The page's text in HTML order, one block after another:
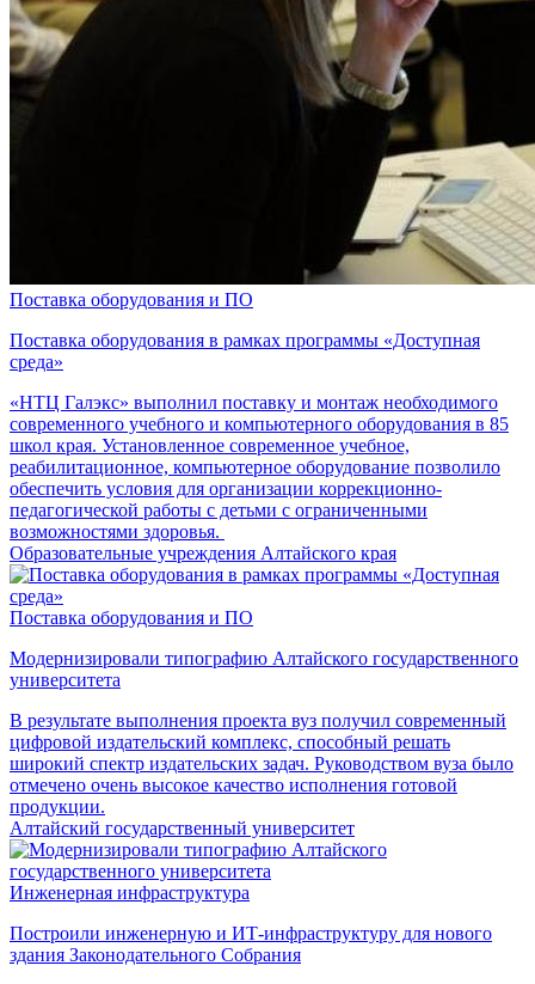
Поставка оборудования и ПО
Поставка оборудования в рамках программы «Доступная
среда»
«НТЦ Галэкс» выполнил поставку и монтаж необходимого
современного учебного и компьютерного оборудования в 85
школ края. Установленное современное учебное,
реабилитационное, компьютерное оборудование позволило
обеспечить условия для организации коррекционно-
педагогической работы с детьми с ограниченными
возможностями здоровья.
Образовательные учреждения Алтайского края
Поставка оборудования и ПО
Модернизировали типографию Алтайского государственного
университета
В результате выполнения проекта вуз получил современный
цифровой издательский комплекс, способный решать
широкий спектр издательских задач. Руководством вуза было
отмечено очень высокое качество исполнения готовой
продукции.
Алтайский государственный университет
Инженерная инфраструктура
Построили инженерную и ИТ-инфраструктуру для нового
здания Законодательного Собрания